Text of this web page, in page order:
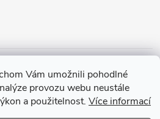
Vám umožnili pohodlné
provozu webu neustále
a použitelnost. Více informací
Doprava a platba Tříletá záruka